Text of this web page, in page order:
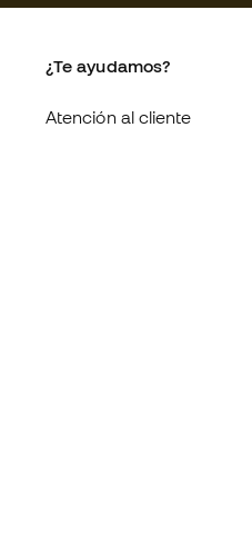
¿Te ayudamos?
Atención al cliente